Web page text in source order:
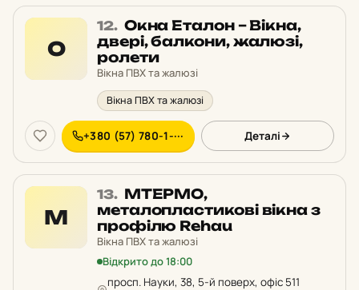
О
12. Місце
12
у
рейтингу:
Окна Еталон – Вікна,
двері, балкони, жалюзі,
ролети
Вікна ПВХ та жалюзі
Вікна ПВХ та жалюзі
+380 (57) 780-1-··· Деталі
М
13. Місце
13
у
рейтингу:
МТЕРМО,
металопластикові вікна з
профілю Rehau
Вікна ПВХ та жалюзі
Відкрито до 18:00
просп. Науки, 38, 5-й поверх, офіс 511